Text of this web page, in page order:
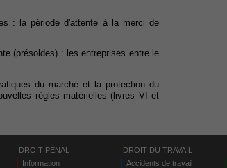
: la période d'attente à la merci de
(présoldes) : les entreprises entre le
du marché et la protection du
règles matérielles (livres VI et
DROIT PÉNAL
Information
DROIT DU TRAVAIL
Accidents de travail